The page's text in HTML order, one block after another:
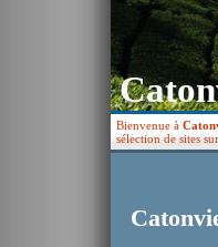
Bienvenue à
sélection de sites